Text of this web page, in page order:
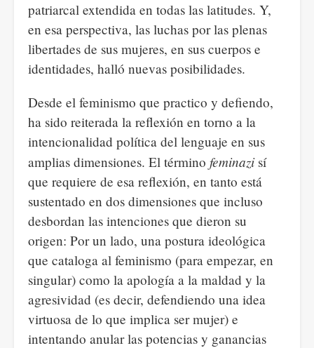
patriarcal extendida en todas las latitudes. Y,
en esa perspectiva, las luchas por las plenas
libertades de sus mujeres, en sus cuerpos e
identidades, halló nuevas posibilidades.
Desde el feminismo que practico y defiendo,
ha sido reiterada la reflexión en torno a la
intencionalidad política del lenguaje en sus
amplias dimensiones. El término feminazisí
que requiere de esa reflexión, en tanto está
sustentado en dos dimensiones que incluso
desbordan las intenciones que dieron su
origen: Por un lado, una postura ideológica
que cataloga al feminismo (para empezar, en
singular) como la apología a la maldad y la
agresividad (es decir, defendiendo una idea
virtuosa de lo que implica ser mujer) e
intentando anular las potencias y ganancias